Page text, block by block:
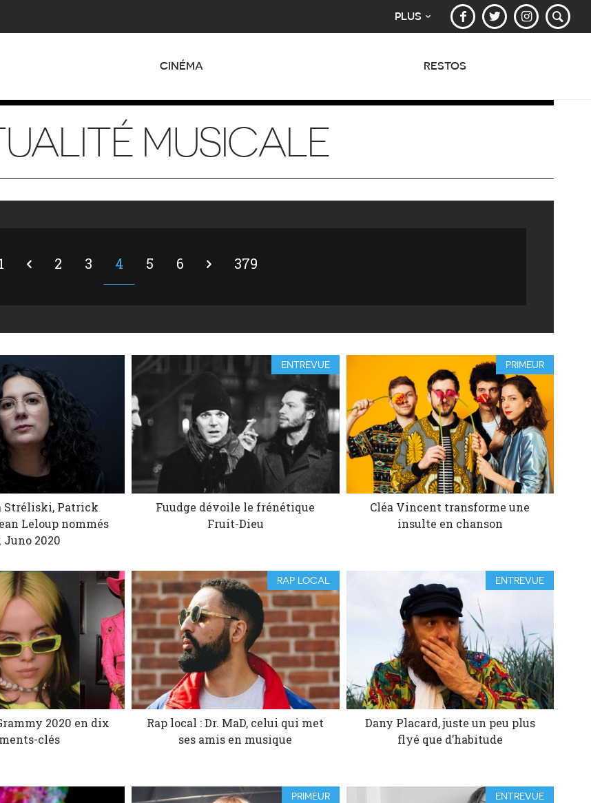
PLUS
CINÉMA RESTOS
MUSICALE
1 2 3 4 5 6 379
Stréliski, Patrick
Leloup nommés
Juno 2020
ENTREVUE
Fuudge dévoile le frénétique
Fruit-Dieu
PRIMEUR
Cléa Vincent transforme une
insulte en chanson
2020 en dix
clés
RAP LOCAL
Rap local : Dr. MaD, celui qui met
ses amis en musique
ENTREVUE
Dany Placard, juste un peu plus
flyé que d’habitude
PRIMEUR ENTREVUE